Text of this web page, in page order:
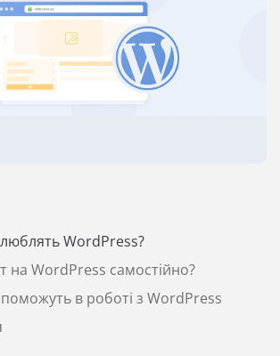
WordPress?
на WordPress самостійно?
в роботі з WordPress